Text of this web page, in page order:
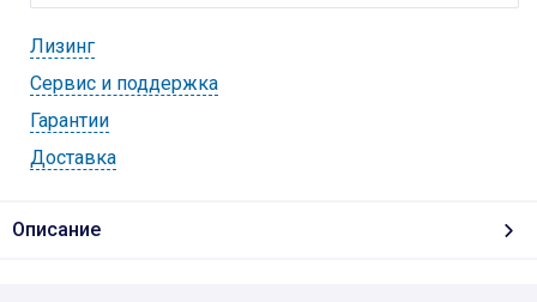
Лизинг
Cервис и поддержка
Гарантии
Доставка
Описание